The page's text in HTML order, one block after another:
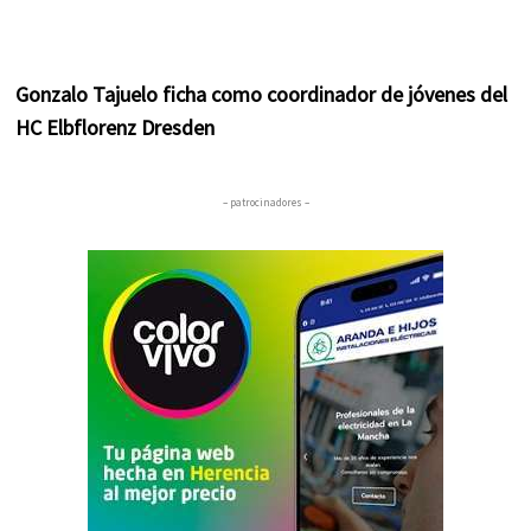
Gonzalo Tajuelo ficha como coordinador de jóvenes del
HC Elbflorenz Dresden
– patrocinadores –